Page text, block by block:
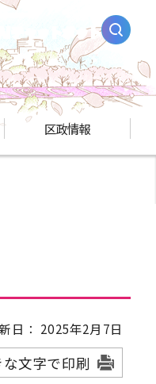
AIチャットボット
区政情報
日： 2025年2月7日
文字で印刷